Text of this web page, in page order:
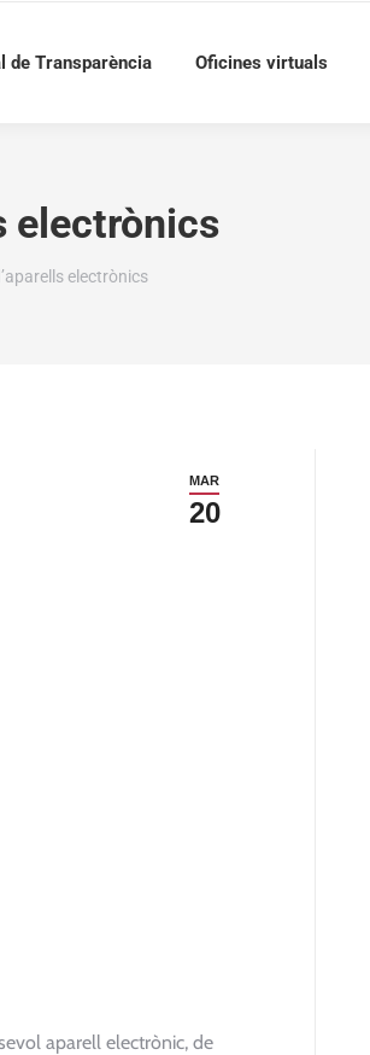
de Transparència Oficines virtuals
electrònics
electrònics
MAR
20
aparell electrònic, de